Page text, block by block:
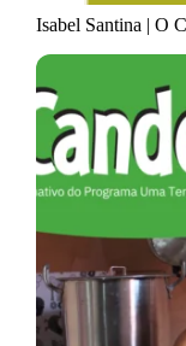
Isabel Santina | O